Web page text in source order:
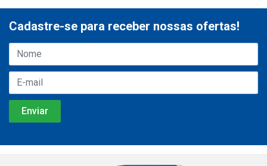
Cadastre-se para receber nossas ofertas!